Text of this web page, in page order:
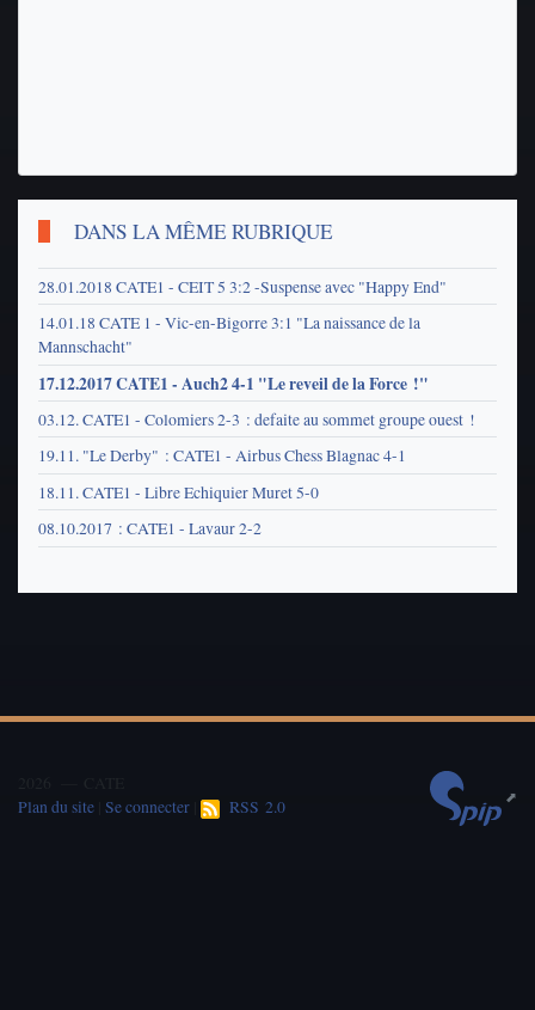
DANS LA MÊME RUBRIQUE
28.01.2018 CATE1 - CEIT 5 3:2 -Suspense avec "Happy End"
14.01.18 CATE 1 - Vic-en-Bigorre 3:1 "La naissance de la
Mannschacht"
17.12.2017 CATE1 - Auch2 4-1 "Le reveil de la Force !"
03.12. CATE1 - Colomiers 2-3 : defaite au sommet groupe ouest !
19.11. "Le Derby" : CATE1 - Airbus Chess Blagnac 4-1
18.11. CATE1 - Libre Echiquier Muret 5-0
08.10.2017 : CATE1 - Lavaur 2-2
Plan du site Se connecter RSS 2.0